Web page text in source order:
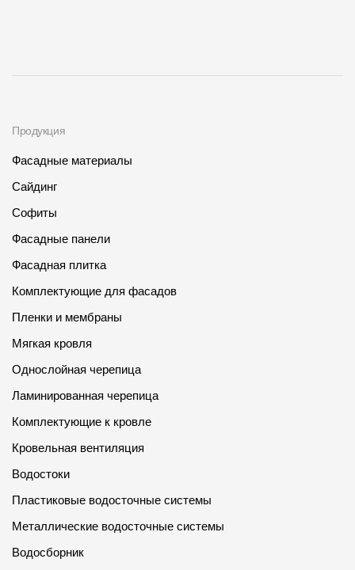
Продукция
Фасадные материалы
Сайдинг
Софиты
Фасадные панели
Фасадная плитка
Комплектующие для фасадов
Пленки и мембраны
Мягкая кровля
Однослойная черепица
Ламинированная черепица
Комплектующие к кровле
Кровельная вентиляция
Водостоки
Пластиковые водосточные системы
Металлические водосточные системы
Водосборник